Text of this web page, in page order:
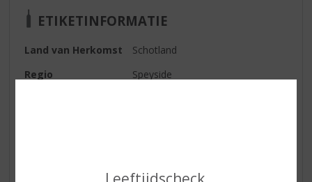
ETIKETINFORMATIE
Land van Herkomst
Schotland
Regio
Speyside
Gouden zonsopkomst.